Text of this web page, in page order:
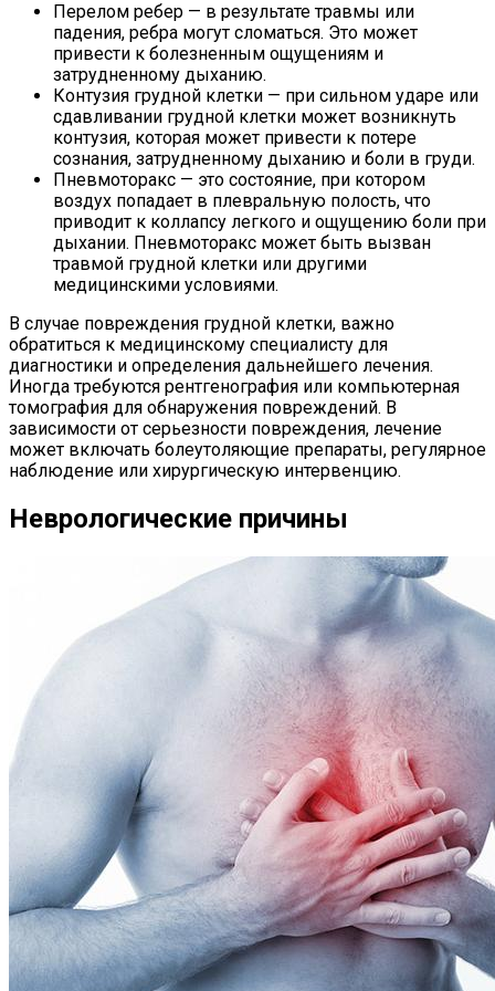
Перелом ребер — в результате травмы или
падения, ребра могут сломаться. Это может
привести к болезненным ощущениям и
затрудненному дыханию.
Контузия грудной клетки — при сильном ударе или
сдавливании грудной клетки может возникнуть
контузия, которая может привести к потере
сознания, затрудненному дыханию и боли в груди.
Пневмоторакс — это состояние, при котором
воздух попадает в плевральную полость, что
приводит к коллапсу легкого и ощущению боли при
дыхании. Пневмоторакс может быть вызван
травмой грудной клетки или другими
медицинскими условиями.
В случае повреждения грудной клетки, важно
обратиться к медицинскому специалисту для
диагностики и определения дальнейшего лечения.
Иногда требуются рентгенография или компьютерная
томография для обнаружения повреждений. В
зависимости от серьезности повреждения, лечение
может включать болеутоляющие препараты, регулярное
наблюдение или хирургическую интервенцию.
Неврологические причины